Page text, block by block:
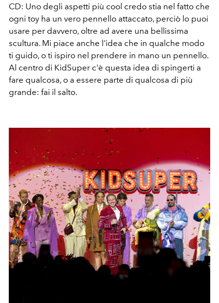
CD: Uno degli aspetti più cool credo stia nel fatto che
ogni toy ha un vero pennello attaccato, perciò lo puoi
usare per davvero, oltre ad avere una bellissima
scultura. Mi piace anche l'idea che in qualche modo
ti guido, o ti ispiro nel prendere in mano un pennello.
Al centro di KidSuper c'è questa idea di spingerti a
fare qualcosa, o a essere parte di qualcosa di più
grande: fai il salto.